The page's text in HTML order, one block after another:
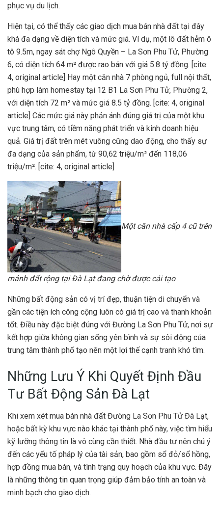
phục vụ du lịch.
Hiện tại, có thể thấy các giao dịch mua bán nhà đất tại đây
khá đa dạng về diện tích và mức giá. Ví dụ, một lô đất hẻm ô
tô 9.5m, ngay sát chợ Ngô Quyền – La Sơn Phu Tử, Phường
6, có diện tích 64 m² được rao bán với giá 5.8 tỷ đồng. [cite:
4, original article] Hay một căn nhà 7 phòng ngủ, full nội thất,
phù hợp làm homestay tại 12 B1 La Sơn Phu Tử, Phường 2,
với diện tích 72 m² và mức giá 8.5 tỷ đồng. [cite: 4, original
article] Các mức giá này phản ánh đúng giá trị của một khu
vực trung tâm, có tiềm năng phát triển và kinh doanh hiệu
quả. Giá trị đất trên mét vuông cũng dao động, cho thấy sự
đa dạng của sản phẩm, từ 90,62 triệu/m² đến 118,06
triệu/m². [cite: 4, original article]
Một căn nhà cấp 4 cũ trên
mảnh đất rộng tại Đà Lạt đang chờ được cải tạo
Những bất động sản có vị trí đẹp, thuận tiện di chuyển và
gần các tiện ích công cộng luôn có giá trị cao và thanh khoản
tốt. Điều này đặc biệt đúng với Đường La Sơn Phu Tử, nơi sự
kết hợp giữa không gian sống yên bình và sự sôi động của
trung tâm thành phố tạo nên một lợi thế cạnh tranh khó tìm.
Những Lưu Ý Khi Quyết Định Đầu
Tư Bất Động Sản Đà Lạt
Khi xem xét mua bán nhà đất Đường La Sơn Phu Tử Đà Lạt,
hoặc bất kỳ khu vực nào khác tại thành phố này, việc tìm hiểu
kỹ lưỡng thông tin là vô cùng cần thiết. Nhà đầu tư nên chú ý
đến các yếu tố pháp lý của tài sản, bao gồm sổ đỏ/sổ hồng,
hợp đồng mua bán, và tình trạng quy hoạch của khu vực. Đây
là những thông tin quan trọng giúp đảm bảo tính an toàn và
minh bạch cho giao dịch.